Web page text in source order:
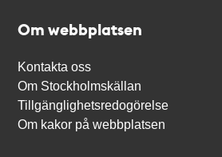
Om webbplatsen
Kontakta oss
Om Stockholmskällan
Tillgänglighetsredogörelse
Om kakor på webbplatsen